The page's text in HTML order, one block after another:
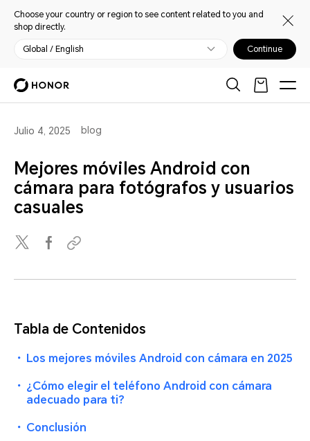
Choose your country or region to see content related to you and
shop directly.
Global / English Continue
Julio 4, 2025 blog
Mejores móviles Android con
cámara para fotógrafos y usuarios
casuales
Tabla de Contenidos
・ Los mejores móviles Android con cámara en 2025
・ ¿Cómo elegir el teléfono Android con cámara
adecuado para ti?
・ Conclusión